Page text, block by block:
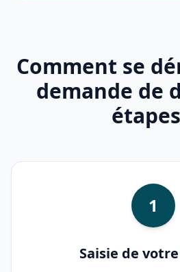
Comment se
demande de
1
Saisie de